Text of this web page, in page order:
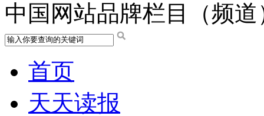
中国网站品牌栏目（频道
首页
天天读报